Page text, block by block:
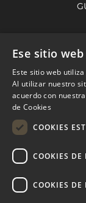
Ese sitio
Este sitio web
Al utilizar nuestro
acuerdo con
de Cookies
COOKIES
COOKIES DE
COOKIES DE